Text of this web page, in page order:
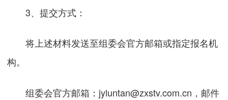
3、提交方式：
将上述材料发送至组委会官方邮箱或指定报名机
构。
组委会官方邮箱：jyluntan@zxstv.com.cn，邮件